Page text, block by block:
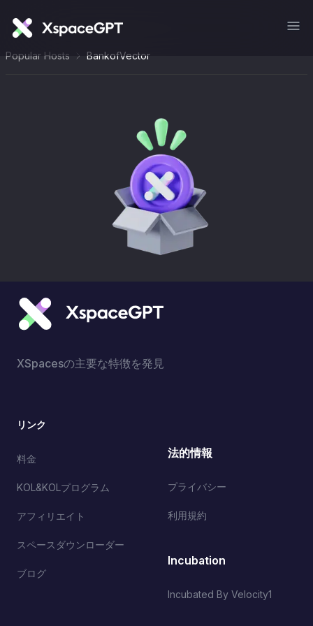
Popular Hosts BankofVector
XSpacesの主要な特徴を発見
リンク
料金
KOL&KOLプログラム
アフィリエイト
スペースダウンローダー
ブログ
法的情報
プライバシー
利用規約
Incubation
Incubated By Velocity1